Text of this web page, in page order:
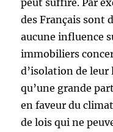
des Français sont
aucune influence
immobiliers
d’isolation de
qu’une grande
en faveur du
de lois qui ne